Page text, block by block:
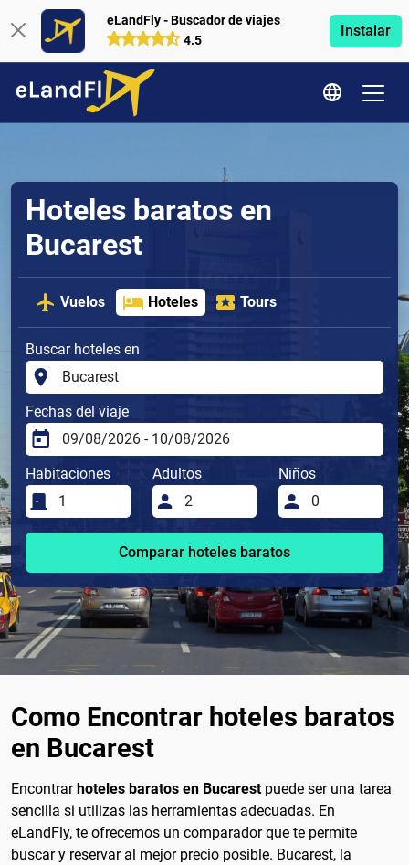
eLandFly - Buscador de viajes
4.5
Instalar
Hoteles baratos en
Bucarest
Vuelos Hoteles Tours
Buscar hoteles en
Fechas del viaje
Habitaciones Adultos Niños
Comparar hoteles baratos
Como Encontrar hoteles baratos
en Bucarest
Encontrar hoteles baratos en Bucarestpuede ser una tarea
sencilla si utilizas las herramientas adecuadas. En
eLandFly, te ofrecemos un comparador que te permite
buscar y reservar al mejor precio posible. Bucarest, la